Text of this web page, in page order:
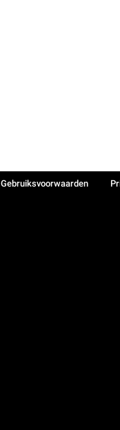
Gebruiksvoorwaarden